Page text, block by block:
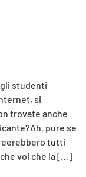
studenti
si
trovate anche
pure se
tutti
voi che la […]